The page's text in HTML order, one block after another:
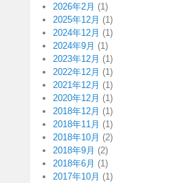
2026年2月 (1)
2025年12月 (1)
2024年12月 (1)
2024年9月 (1)
2023年12月 (1)
2022年12月 (1)
2021年12月 (1)
2020年12月 (1)
2018年12月 (1)
2018年11月 (1)
2018年10月 (2)
2018年9月 (2)
2018年6月 (1)
2017年10月 (1)